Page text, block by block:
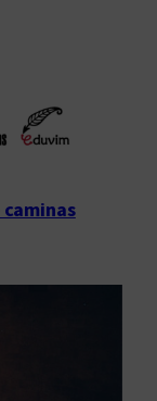
caminas